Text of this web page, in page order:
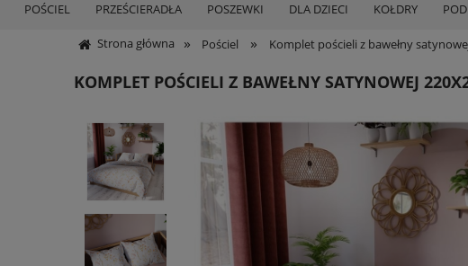
POŚCIEL PRZEŚCIERADŁA POSZEWKI DLA DZIECI KOŁDRY
Strona główna » Pościel » Komplet pościeli z bawełny
KOMPLET POŚCIELI Z BAWEŁNY SATYNOWEJ